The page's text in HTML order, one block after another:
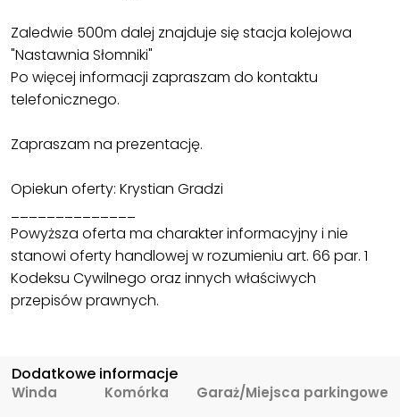
Zaledwie 500m dalej znajduje się stacja kolejowa
"Nastawnia Słomniki"
Po więcej informacji zapraszam do kontaktu
telefonicznego.
Zapraszam na prezentację.
Opiekun oferty: Krystian Gradzi
Powyższa oferta ma charakter informacyjny i nie
stanowi oferty handlowej w rozumieniu art. 66 par. 1
Kodeksu Cywilnego oraz innych właściwych
przepisów prawnych.
Dodatkowe informacje
Winda
Komórka
Garaż/Miejsca parkingowe